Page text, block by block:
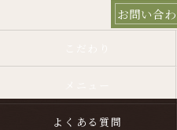
お問い合
よくある質問